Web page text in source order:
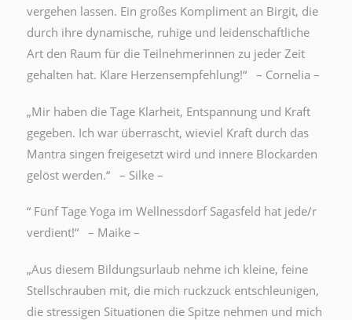
vergehen lassen. Ein großes Kompliment an Birgit, die
durch ihre dynamische, ruhige und leidenschaftliche
Art den Raum für die Teilnehmerinnen zu jeder Zeit
gehalten hat. Klare Herzensempfehlung!“ – Cornelia –
„Mir haben die Tage Klarheit, Entspannung und Kraft
gegeben. Ich war überrascht, wieviel Kraft durch das
Mantra singen freigesetzt wird und innere Blockarden
gelöst werden.“ – Silke –
“ Fünf Tage Yoga im Wellnessdorf Sagasfeld hat jede/r
verdient!“ – Maike –
„Aus diesem Bildungsurlaub nehme ich kleine, feine
Stellschrauben mit, die mich ruckzuck entschleunigen,
die stressigen Situationen die Spitze nehmen und mich